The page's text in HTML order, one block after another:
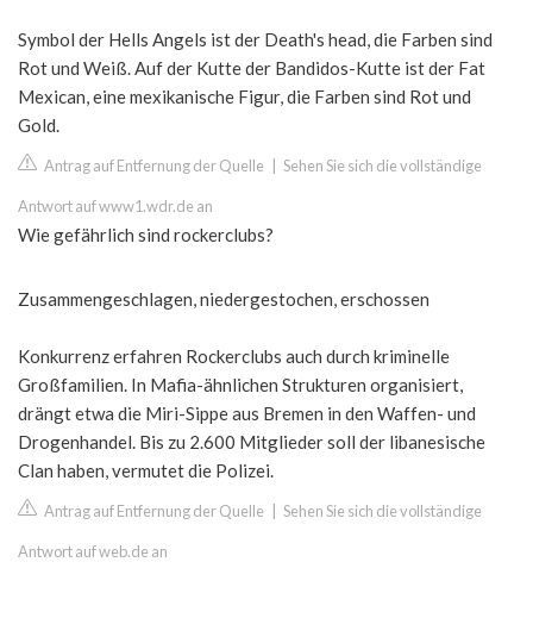
Symbol der Hells Angels ist der Death's head, die Farben sind
Rot und Weiß. Auf der Kutte der Bandidos-Kutte ist der Fat
Mexican, eine mexikanische Figur, die Farben sind Rot und
Gold.
Antrag auf Entfernung der Quelle Sehen Sie sich die vollständige
Antwort auf www1.wdr.de an
Wie gefährlich sind rockerclubs?
Zusammengeschlagen, niedergestochen, erschossen
Konkurrenz erfahren Rockerclubs auch durch kriminelle
Großfamilien. In Mafia-ähnlichen Strukturen organisiert,
drängt etwa die Miri-Sippe aus Bremen in den Waffen- und
Drogenhandel. Bis zu 2.600 Mitglieder soll der libanesische
Clan haben, vermutet die Polizei.
Antrag auf Entfernung der Quelle Sehen Sie sich die vollständige
Antwort auf web.de an